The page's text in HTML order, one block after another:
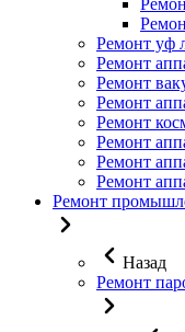
Ремонт уф
Ремонт
Ремонт
Ремонт
Ремонт
Ремонт
Ремонт
Ремонт
Ремонт
Назад
Ремонт